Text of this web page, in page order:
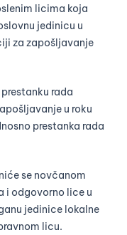
licima koja
jedinicu u
za zapošljavanje
rada
u roku
prestanka rada
se novčanom
i odgovorno lice u
jedinice lokalne
licu.